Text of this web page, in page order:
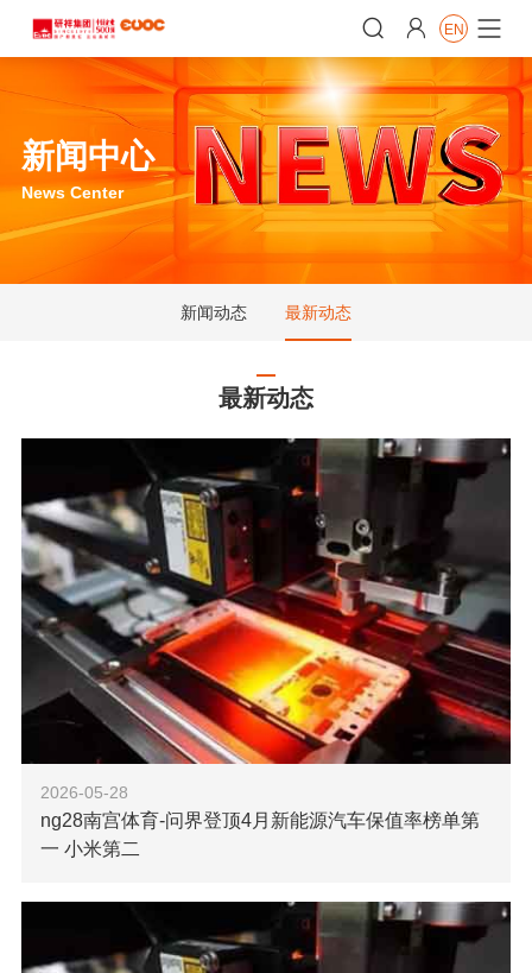


 EN
新闻中心
News Center
新闻动态 最新动态
最新动态
2026-05-28
ng28南宫体育-问界登顶4月新能源汽车保值率榜单第
一 小米第二
【ng28南宫科技消息】5月21日，杰兰路发布《2026年4
月新能源二手车价格与保值率观察》。杰兰路表示，本文所指
保值率，是指二手车交易价格与车辆购买新车时成交价格的比